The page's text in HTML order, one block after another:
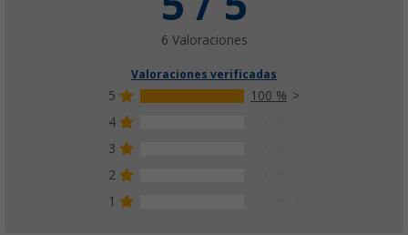
6 Valoraciones
Valoraciones verificadas
5
100 %
4
3
2
1